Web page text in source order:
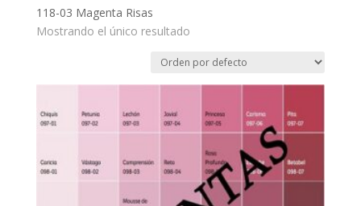
118-03 Magenta Risas
Mostrando el único resultado